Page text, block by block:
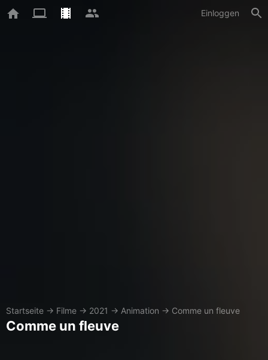
Einloggen
Startseite → Filme → 2021 → Animation → Comme un fleuve
Comme un fleuve